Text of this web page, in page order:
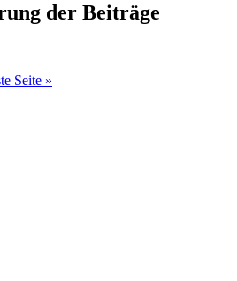
der Beiträge
Seite »